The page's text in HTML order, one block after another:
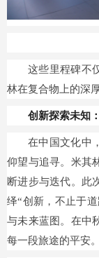
这些里程碑不
林在复合物上的深
创新探索未知
在中国文化中
仰望与追寻。米其
断进步与迭代。此
绎“创新，不止于
与未来蓝图。在中
每一段旅途的平安。